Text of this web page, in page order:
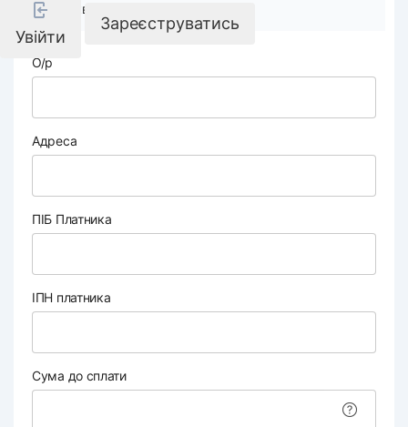
Увійти
Зареєструватись
Реквізити компанії
О/р
Адреса
ПІБ Платника
ІПН платника
Сума до сплати